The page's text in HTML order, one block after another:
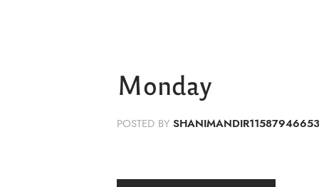
Monday
POSTED BY SHANIMANDIR11587946653